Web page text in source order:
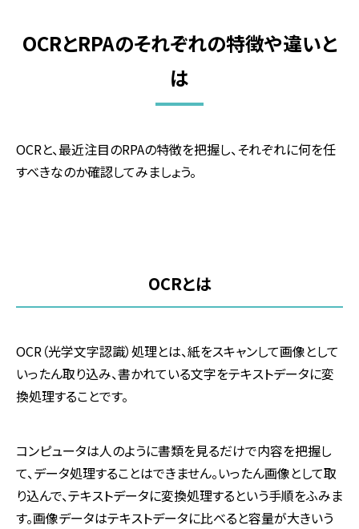
OCRとRPAのそれぞれの特徴や違いと
は
OCRと、最近注目のRPAの特徴を把握し、それぞれに何を任
すべきなのか確認してみましょう。
OCRとは
OCR（光学文字認識）処理とは、紙をスキャンして画像として
いったん取り込み、書かれている文字をテキストデータに変
換処理することです。
コンピュータは人のように書類を見るだけで内容を把握し
て、データ処理することはできません。いったん画像として取
り込んで、テキストデータに変換処理するという手順をふみま
す。画像データはテキストデータに比べると容量が大きいう